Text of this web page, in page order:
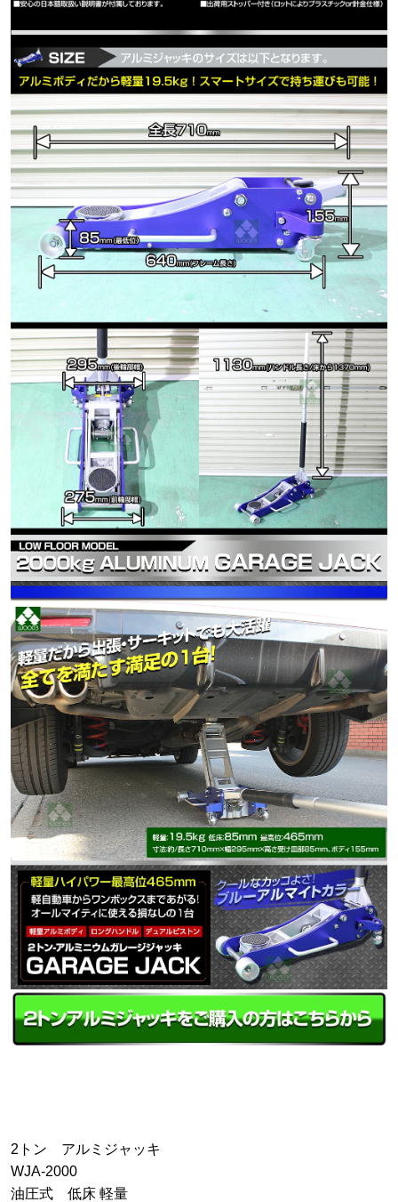
2トン アルミジャッキ
WJA-2000
油圧式 低床 軽量